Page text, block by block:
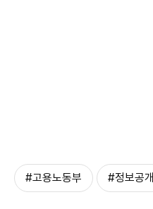
#고용노동부 #정보공개